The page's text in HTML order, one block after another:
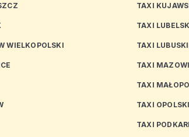
WIELKOPOLSKI
TAXI
TAXI
TAXI
TAXI
TAXI
TAXI
TAXI